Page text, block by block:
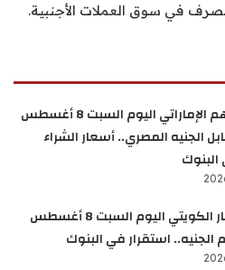
في سوق العملات الأجنبية.
سعر الدرهم الإماراتي اليوم السبت 8 أغسطس
مقابل الجنيه المصري.. أسعار الشراء
سعر الدينار الكويتي اليوم السبت 8 أغسطس